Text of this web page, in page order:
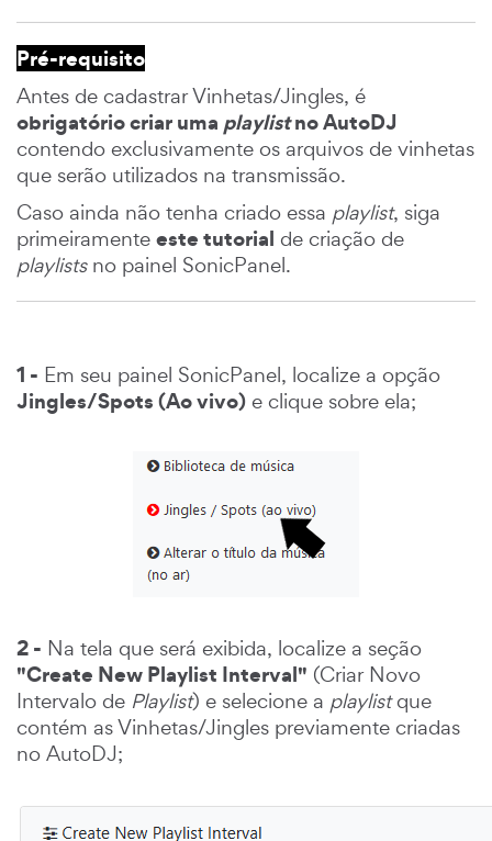
Pré-requisito
Antes de cadastrar Vinhetas/Jingles, é
obrigatório criar uma playlistno AutoDJ
contendo exclusivamente os arquivos de vinhetas
que serão utilizados na transmissão.
Caso ainda não tenha criado essa playlist, siga
primeiramente este tutorial de criação de
playlistsno painel SonicPanel.
1 - Em seu painel SonicPanel, localize a opção
Jingles/Spots (Ao vivo) e clique sobre ela;
2 - Na tela que será exibida, localize a seção
"Create New Playlist Interval" (Criar Novo
Intervalo de Playlist) e selecione a playlistque
contém as Vinhetas/Jingles previamente criadas
no AutoDJ;